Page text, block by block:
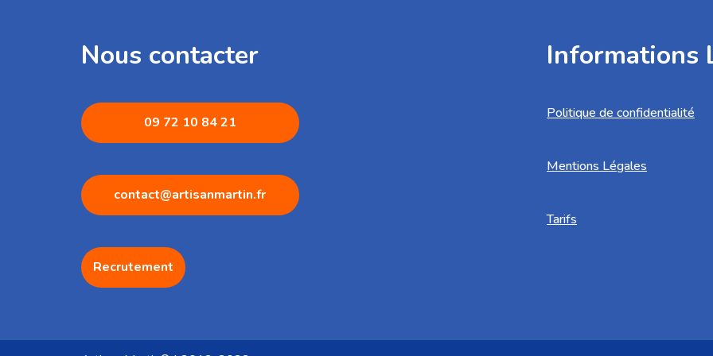
Nous contacter
09 72 10 84 21
contact@artisanmartin.fr
Recrutement
Informations
Politique de confidentialité
Mentions Légales
Tarifs